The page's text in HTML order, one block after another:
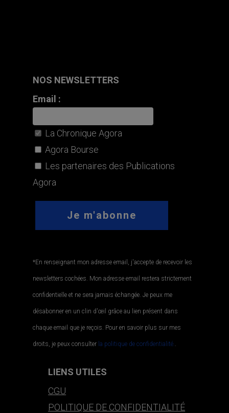
NOS NEWSLETTERS
Email :
La Chronique Agora
Agora Bourse
Les partenaires des Publications
Agora
*En renseignant mon adresse email, j'accepte de recevoir les
newsletters cochées. Mon adresse email restera strictement
confidentielle et ne sera jamais échangée. Je peux me
désabonner en un clin d'œil grâce au lien présent dans
chaque email que je reçois. Pour en savoir plus sur mes
droits, je peux consulter la politique de confidentialité..
LIENS UTILES
CGU
POLITIQUE DE CONFIDENTIALITÉ